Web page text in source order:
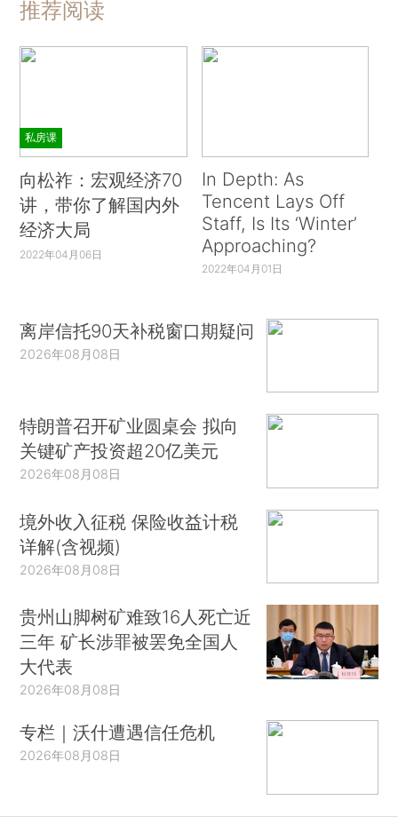
推荐阅读
私房课
向松祚：宏观经济70
讲，带你了解国内外
经济大局
2022年04月06日
In Depth: As
Tencent Lays Off
Staff, Is Its ‘Winter’
Approaching?
2022年04月01日
离岸信托90天补税窗口期疑问
2026年08月08日
特朗普召开矿业圆桌会 拟向
关键矿产投资超20亿美元
2026年08月08日
境外收入征税 保险收益计税
详解(含视频)
2026年08月08日
贵州山脚树矿难致16人死亡近
三年 矿长涉罪被罢免全国人
大代表
2026年08月08日
专栏｜沃什遭遇信任危机
2026年08月08日